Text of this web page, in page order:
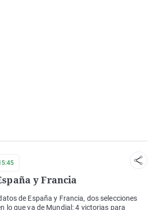
y Francia
de España y Francia, dos selecciones
lo que va de Mundial: 4 victorias para